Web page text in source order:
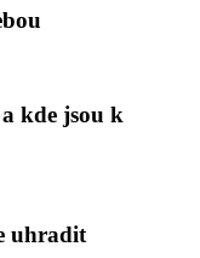
kde jsou k
uhradit